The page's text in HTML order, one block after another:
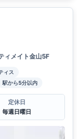
ィメイト金山5F
ィス
駅から5分以内
定休日
毎週日曜日